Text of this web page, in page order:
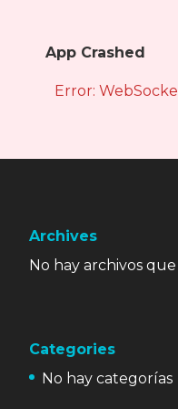
App Crashed
Error:
Archives
No hay archivos
Categories
No hay categorías